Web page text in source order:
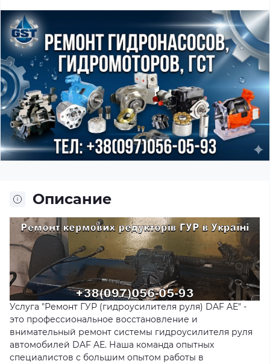
Описание
Услуга "Ремонт ГУР (гидроусилителя руля) DAF AE" -
это профессиональное восстановление и
внимательный ремонт системы гидроусилителя руля
автомобилей DAF AE. Наша команда опытных
специалистов с большим опытом работы в